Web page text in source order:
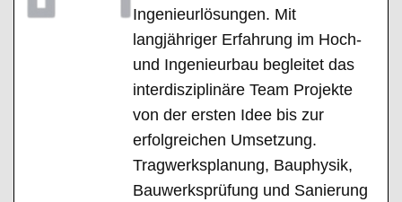
Ingenieurlösungen. Mit
langjähriger Erfahrung im Hoch-
und Ingenieurbau begleitet das
interdisziplinäre Team Projekte
von der ersten Idee bis zur
erfolgreichen Umsetzung.
Tragwerksplanung, Bauphysik,
Bauwerksprüfung und Sanierung